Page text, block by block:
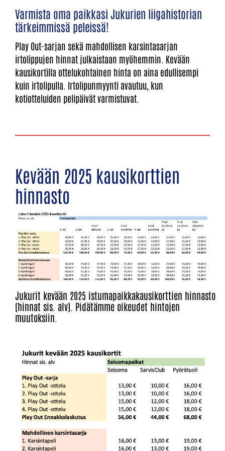
Varmista oma paikkasi Jukurien liigahistorian
tärkeimmissä peleissä!
Play Out-sarjan sekä mahdollisen karsintasarjan
irtolippujen hinnat julkaistaan myöhemmin. Kevään
kausikortilla ottelukohtainen hinta on aina edullisempi
kuin irtolipulla. Irtolipunmyynti avautuu, kun
kotiotteluiden pelipäivät varmistuvat.
Kevään 2025 kausikorttien
hinnasto
Jukurit kevään 2025 istumapaikkakausikorttien hinnasto
(hinnat sis. alv). Pidätämme oikeudet hintojen
muutoksiin.